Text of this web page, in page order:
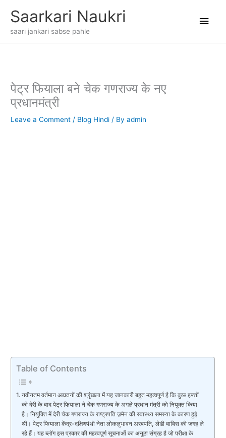
Saarkari Naukri
saari jankari sabse pahle
पेट्र फियाला बने चेक गणराज्य के नए
प्रधानमंत्री
Leave a Comment / Blog Hindi / Byadmin
Table of Contents
नवीनतम वर्तमान अद्यतनों की श्रृंखला में यह जानकारी बहुत महत्वपूर्ण है कि कुछ हफ्तों
की देरी के बाद पेट्र फियाला ने चेक गणराज्य के अगले प्रधान मंत्री को नियुक्त किया
है। नियुक्ति में देरी चेक गणराज्य के राष्ट्रपति ज़मैन की स्वास्थ्य समस्या के कारण हुई
थी। पेट्र फियाला केंद्र-दक्षिणपंथी नेता लोकलुभावन अरबपति, लेडी बाबिस की जगह ले
रहे हैं। यह ब्लॉग इस प्रकार की महत्वपूर्ण सूचनाओं का अनूठा संग्रह है जो परीक्षा के